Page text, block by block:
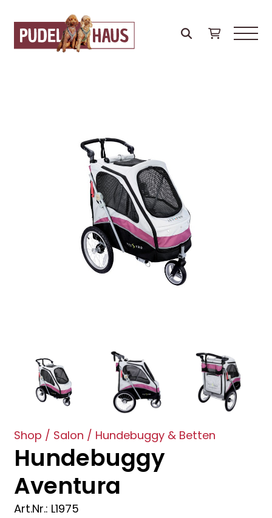
Shop / Salon / Hundebuggy & Betten
Hundebuggy
Aventura
Art.Nr.: L1975